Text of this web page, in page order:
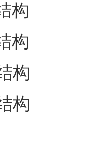
构
构
构
构